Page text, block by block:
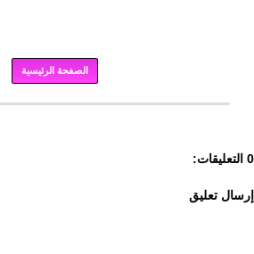
الصفحة الرئيسية
0 التعليقات:
إرسال تعليق